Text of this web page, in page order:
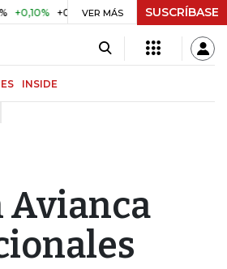
+0,98% UVR $ 416,96 +$ 0,05
VER MÁS SUSCRÍBASE
INSIDE
Avianca